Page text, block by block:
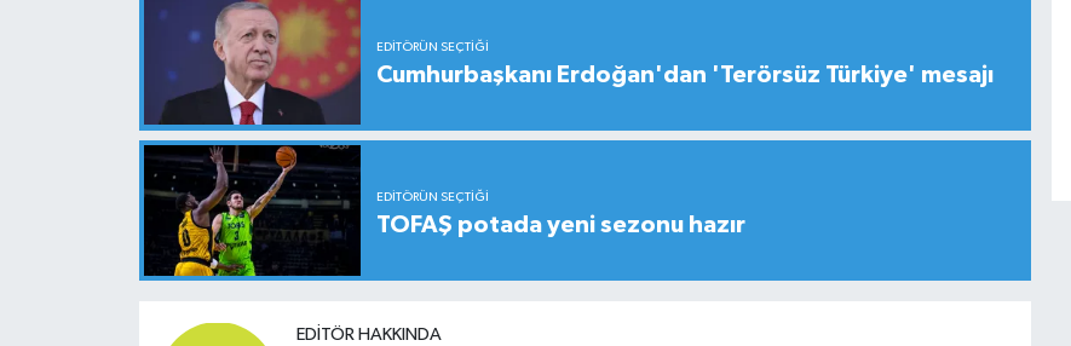
EDITÖRÜN SEÇTIĞI
Cumhurbaşkanı Erdoğan'dan 'Terörsüz Türkiye' mesajı
EDITÖRÜN SEÇTIĞI
TOFAŞ potada yeni sezonu hazır
EDITÖR HAKKINDA